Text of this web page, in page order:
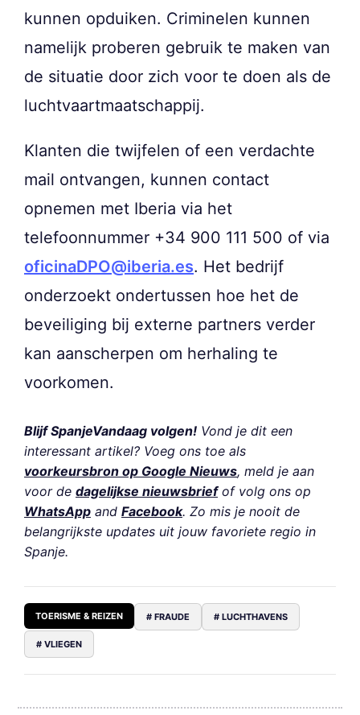
kunnen opduiken. Criminelen kunnen
namelijk proberen gebruik te maken van
de situatie door zich voor te doen als de
luchtvaartmaatschappij.
Klanten die twijfelen of een verdachte
mail ontvangen, kunnen contact
opnemen met Iberia via het
telefoonnummer +34 900 111 500 of via
oficinaDPO@iberia.es. Het bedrijf
onderzoekt ondertussen hoe het de
beveiliging bij externe partners verder
kan aanscherpen om herhaling te
voorkomen.
Blijf SpanjeVandaag volgen! Vond je dit een
interessant artikel? Voeg ons toe als
voorkeursbron op Google Nieuws, meld je aan
voor de dagelijkse nieuwsbriefof volg ons op
WhatsApp and Facebook. Zo mis je nooit de
belangrijkste updates uit jouw favoriete regio in
Spanje.
TOERISME & REIZEN # FRAUDE # LUCHTHAVENS
# VLIEGEN